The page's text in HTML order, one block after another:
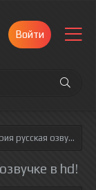
Войти
русская озвучка полностью смотреть онлайн!
в hd!